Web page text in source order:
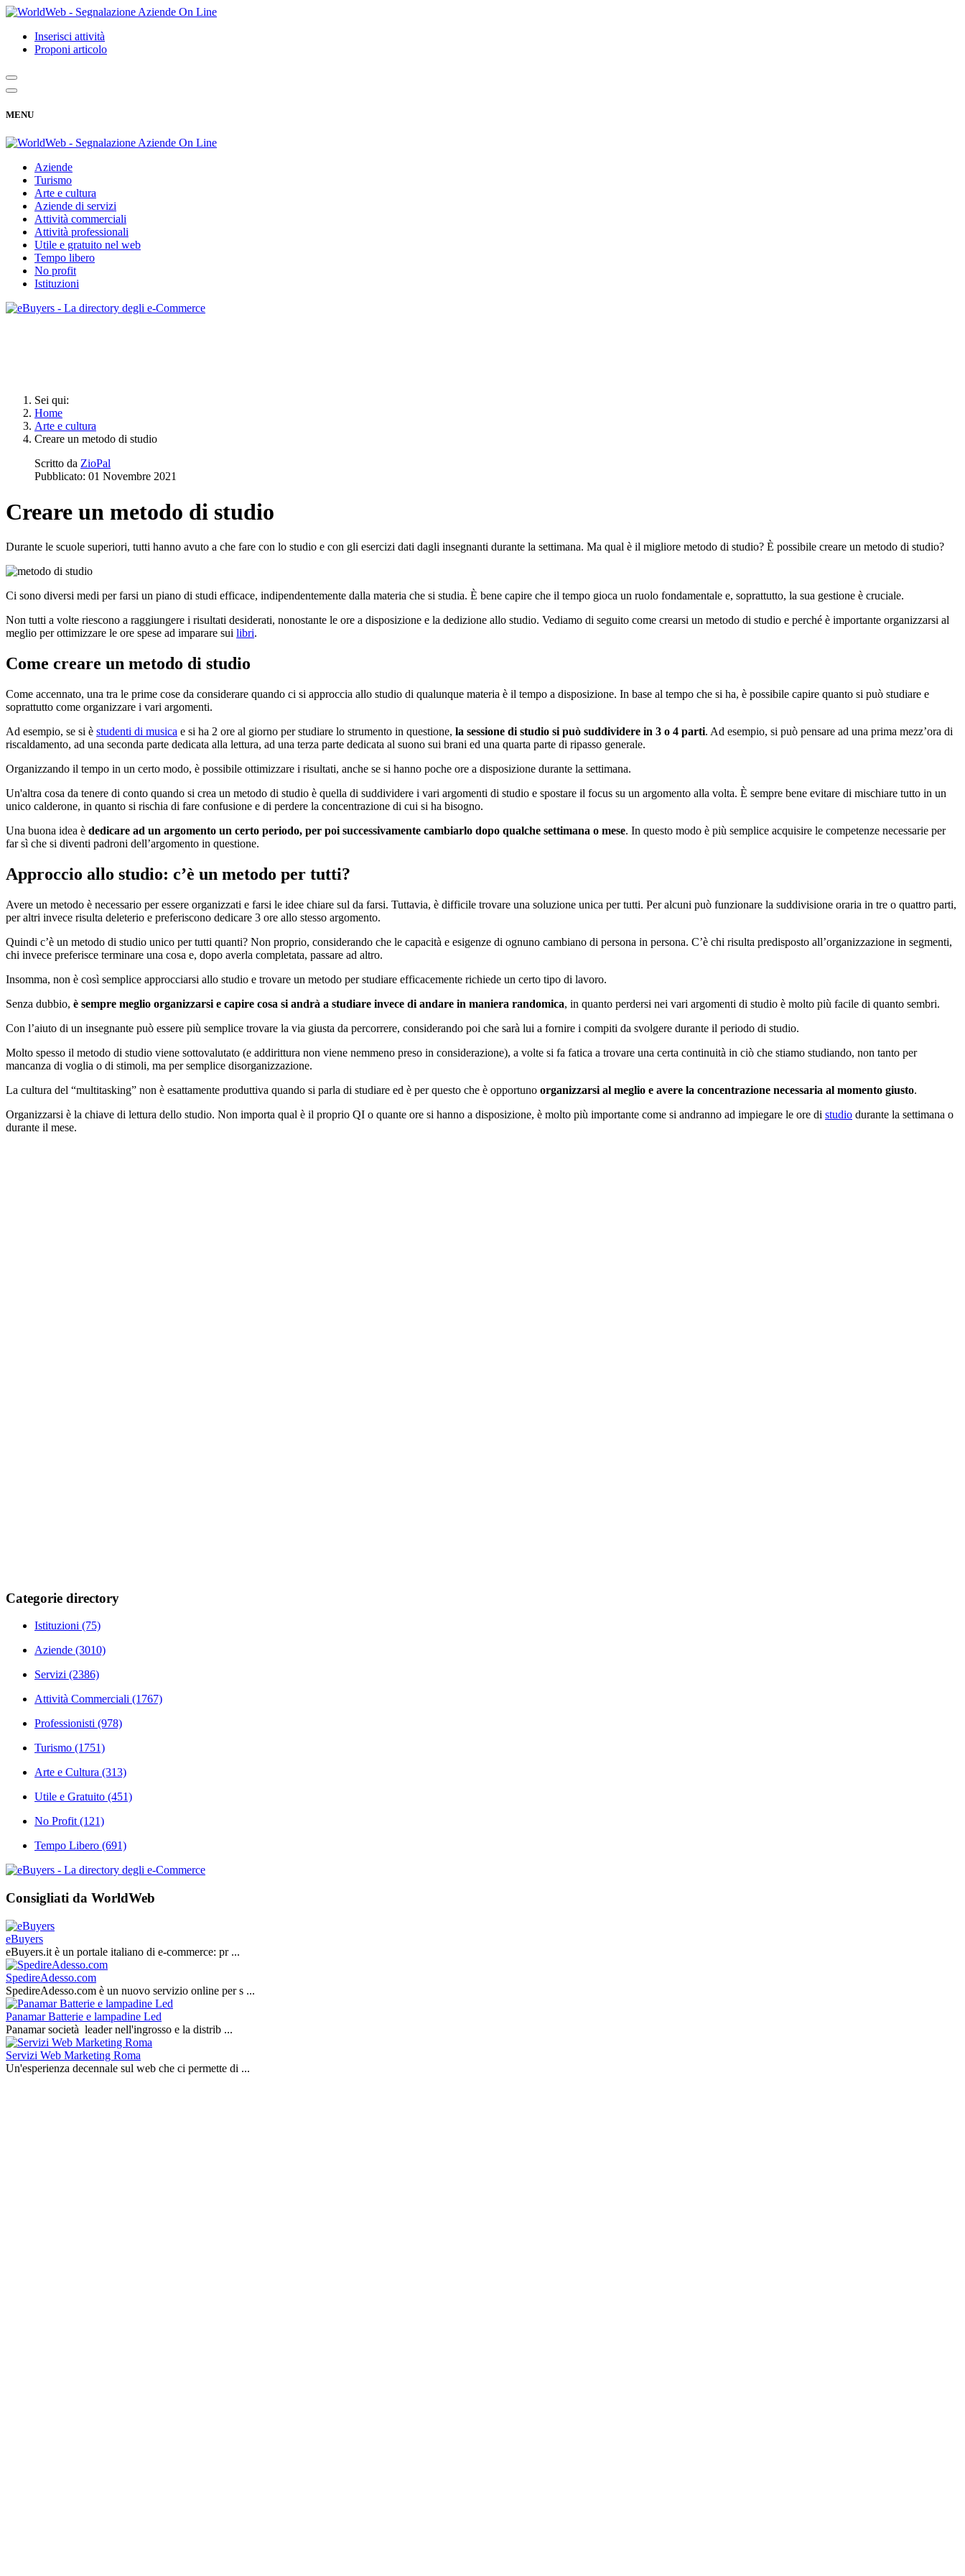
Inserisci attività
Proponi articolo
MENU
Aziende
Turismo
Arte e cultura
Aziende di servizi
Attività commerciali
Attività professionali
Utile e gratuito nel web
Tempo libero
No profit
Istituzioni
Sei qui:
Home
Arte e cultura
Creare un metodo di studio
Scritto da ZioPal
Pubblicato: 01 Novembre 2021
Creare un metodo di studio
Durante le scuole superiori, tutti hanno avuto a che fare con lo studio e con gli esercizi dati dagli insegnanti durante la settimana. Ma qual è il migliore metodo di studio? È possibile creare un metodo di studio?
Ci sono diversi medi per farsi un piano di studi efficace, indipendentemente dalla materia che si studia. È bene capire che il tempo gioca un ruolo fondamentale e, soprattutto, la sua gestione è cruciale.
Non tutti a volte riescono a raggiungere i risultati desiderati, nonostante le ore a disposizione e la dedizione allo studio. Vediamo di seguito come crearsi un metodo di studio e perché è importante organizzarsi al
meglio per ottimizzare le ore spese ad imparare sui libri.
Come creare un metodo di studio
Come accennato, una tra le prime cose da considerare quando ci si approccia allo studio di qualunque materia è il tempo a disposizione. In base al tempo che si ha, è possibile capire quanto si può studiare e
soprattutto come organizzare i vari argomenti.
Ad esempio, se si è studenti di musica e si ha 2 ore al giorno per studiare lo strumento in questione, la sessione di studio si può suddividere in 3 o 4 parti. Ad esempio, si può pensare ad una prima mezz’ora di
riscaldamento, ad una seconda parte dedicata alla lettura, ad una terza parte dedicata al suono sui brani ed una quarta parte di ripasso generale.
Organizzando il tempo in un certo modo, è possibile ottimizzare i risultati, anche se si hanno poche ore a disposizione durante la settimana.
Un'altra cosa da tenere di conto quando si crea un metodo di studio è quella di suddividere i vari argomenti di studio e spostare il focus su un argomento alla volta. È sempre bene evitare di mischiare tutto in un
unico calderone, in quanto si rischia di fare confusione e di perdere la concentrazione di cui si ha bisogno.
Una buona idea è dedicare ad un argomento un certo periodo, per poi successivamente cambiarlo dopo qualche settimana o mese. In questo modo è più semplice acquisire le competenze necessarie per
far sì che si diventi padroni dell’argomento in questione.
Approccio allo studio: c’è un metodo per tutti?
Avere un metodo è necessario per essere organizzati e farsi le idee chiare sul da farsi. Tuttavia, è difficile trovare una soluzione unica per tutti. Per alcuni può funzionare la suddivisione oraria in tre o quattro parti,
per altri invece risulta deleterio e preferiscono dedicare 3 ore allo stesso argomento.
Quindi c’è un metodo di studio unico per tutti quanti? Non proprio, considerando che le capacità e esigenze di ognuno cambiano di persona in persona. C’è chi risulta predisposto all’organizzazione in segmenti,
chi invece preferisce terminare una cosa e, dopo averla completata, passare ad altro.
Insomma, non è così semplice approcciarsi allo studio e trovare un metodo per studiare efficacemente richiede un certo tipo di lavoro.
Senza dubbio, è sempre meglio organizzarsi e capire cosa si andrà a studiare invece di andare in maniera randomica, in quanto perdersi nei vari argomenti di studio è molto più facile di quanto sembri.
Con l’aiuto di un insegnante può essere più semplice trovare la via giusta da percorrere, considerando poi che sarà lui a fornire i compiti da svolgere durante il periodo di studio.
Molto spesso il metodo di studio viene sottovalutato (e addirittura non viene nemmeno preso in considerazione), a volte si fa fatica a trovare una certa continuità in ciò che stiamo studiando, non tanto per
mancanza di voglia o di stimoli, ma per semplice disorganizzazione.
La cultura del “multitasking” non è esattamente produttiva quando si parla di studiare ed è per questo che è opportuno organizzarsi al meglio e avere la concentrazione necessaria al momento giusto.
Organizzarsi è la chiave di lettura dello studio. Non importa qual è il proprio QI o quante ore si hanno a disposizione, è molto più importante come si andranno ad impiegare le ore di studio durante la settimana o
durante il mese.
Categorie directory
Istituzioni (75)
Aziende (3010)
Servizi (2386)
Attività Commerciali (1767)
Professionisti (978)
Turismo (1751)
Arte e Cultura (313)
Utile e Gratuito (451)
No Profit (121)
Tempo Libero (691)
Consigliati da WorldWeb
eBuyers
eBuyers.it è un portale italiano di e‑commerce: pr ...
SpedireAdesso.com
SpedireAdesso.com è un nuovo servizio online per s ...
Panamar Batterie e lampadine Led
Panamar società leader nell'ingrosso e la distrib ...
Servizi Web Marketing Roma
Un'esperienza decennale sul web che ci permette di ...